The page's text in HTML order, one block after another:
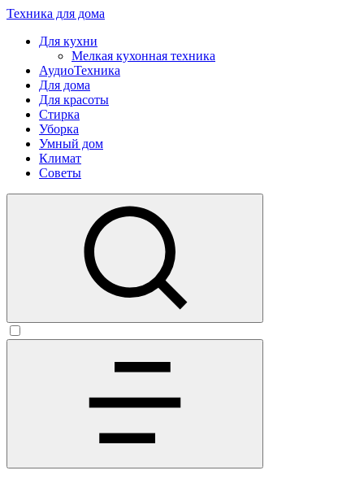
Техника для дома
Для кухни
Мелкая кухонная техника
АудиоТехника
Для дома
Для красоты
Стирка
Уборка
Умный дом
Климат
Советы